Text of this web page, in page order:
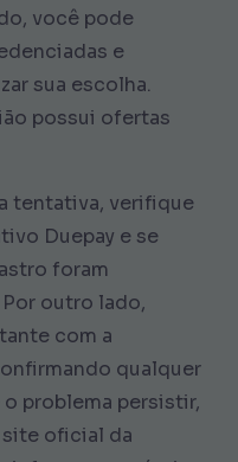
você pode
e
sua escolha.
possui ofertas
tentativa, verifique
Duepay e se
foram
outro lado,
com a
qualquer
problema persistir,
oficial da